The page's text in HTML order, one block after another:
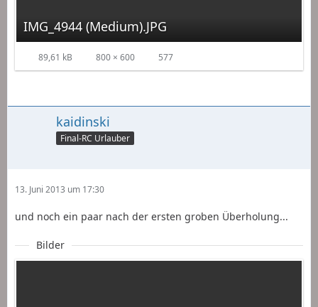
IMG_4944 (Medium).JPG
89,61 kB 800 × 600 577
kaidinski
Final-RC Urlauber
13. Juni 2013 um 17:30
und noch ein paar nach der ersten groben Überholung...
Bilder